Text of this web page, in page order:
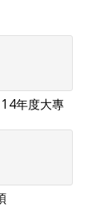
年度大專